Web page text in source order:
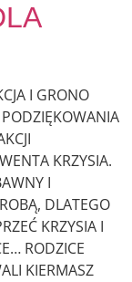
I GRONO
KRZYSIA.
I
DLATEGO
KRZYSIA I
RODZICE
KIERMASZ